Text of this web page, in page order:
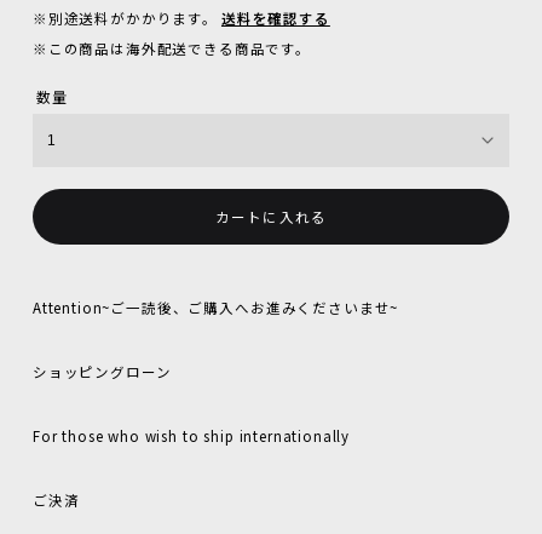
※別途送料がかかります。
送料を確認する
※この商品は海外配送できる商品です。
数量
カートに入れる
Attention~ご一読後、ご購入へお進みくださいませ~
ショッピングローン
For those who wish to ship internationally
ご決済